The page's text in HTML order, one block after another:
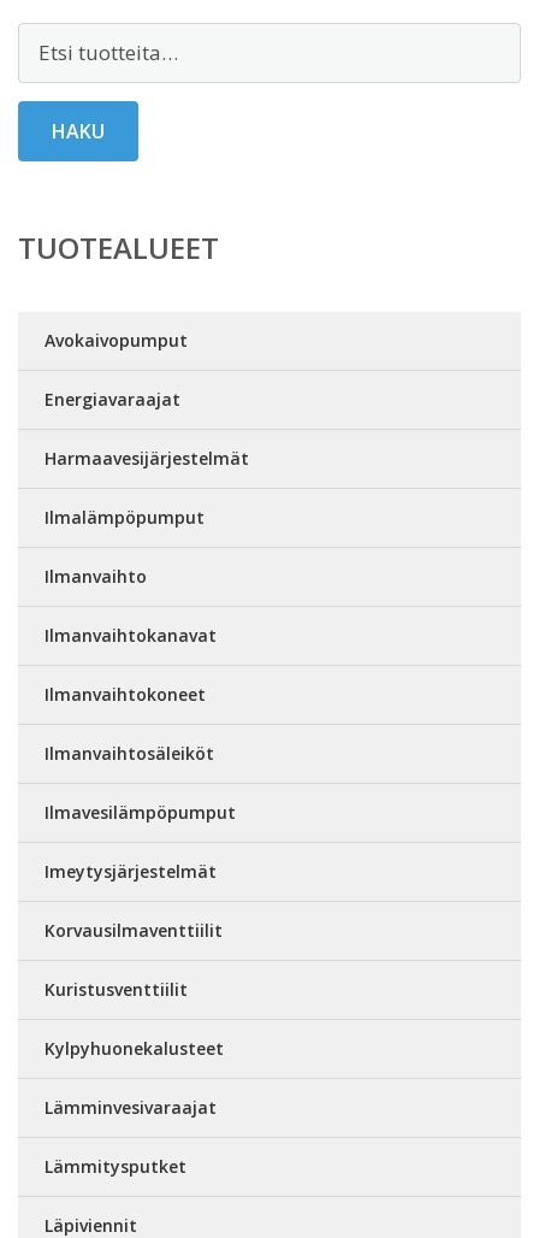
Etsi:
HAKU
TUOTEALUEET
Avokaivopumput
Energiavaraajat
Harmaavesijärjestelmät
Ilmalämpöpumput
Ilmanvaihto
Ilmanvaihtokanavat
Ilmanvaihtokoneet
Ilmanvaihtosäleiköt
Ilmavesilämpöpumput
Imeytysjärjestelmät
Korvausilmaventtiilit
Kuristusventtiilit
Kylpyhuonekalusteet
Lämminvesivaraajat
Lämmitysputket
Läpiviennit